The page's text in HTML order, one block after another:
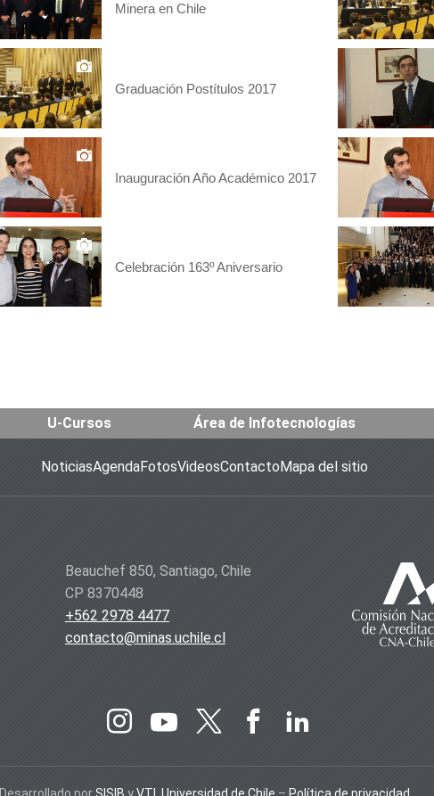
Minera en Chile
Graduación Postítulos 2017
Inauguración Año Académico 2017
Celebración 163º Aniversario
U-Cursos Área de Infotecnologías
NoticiasAgendaFotosVideosContactoMapa del sitio
Beauchef 850, Santiago, Chile
CP 8370448
+562 2978 4477
contacto@minas.uchile.cl